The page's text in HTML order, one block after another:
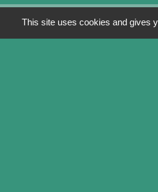
Contacts
This site uses cookies and gives